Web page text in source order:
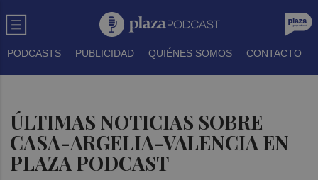
PODCASTS PUBLICIDAD QUIÉNES SOMOS CONTACTO
ÚLTIMAS NOTICIAS SOBRE
CASA-ARGELIA-VALENCIA EN
PLAZA PODCAST